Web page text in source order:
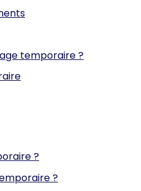
temporaire ?
?
?